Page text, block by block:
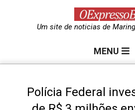
e
Um site de noticias de
MENU
Polícia Federal